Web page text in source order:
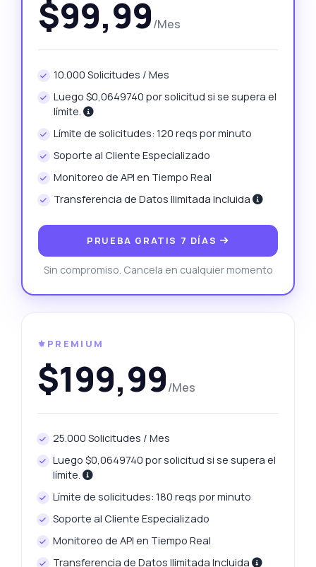
$99,99/Mes
10.000 Solicitudes / Mes
Luego $0,0649740 por solicitud si se supera el
límite.
Límite de solicitudes: 120 reqs por minuto
Soporte al Cliente Especializado
Monitoreo de API en Tiempo Real
Transferencia de Datos Ilimitada Incluida
PRUEBA GRATIS 7 DÍAS
Sin compromiso. Cancela en cualquier momento
⚜️PREMIUM
$199,99/Mes
25.000 Solicitudes / Mes
Luego $0,0649740 por solicitud si se supera el
límite.
Límite de solicitudes: 180 reqs por minuto
Soporte al Cliente Especializado
Monitoreo de API en Tiempo Real
Transferencia de Datos Ilimitada Incluida